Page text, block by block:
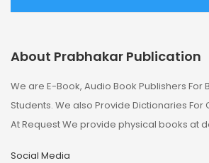
About Prabhakar Publication
We are E-Book, Audio Book Publishers For
Students. We also Provide Dictionaries For
At Request We provide physical books at
Social Media